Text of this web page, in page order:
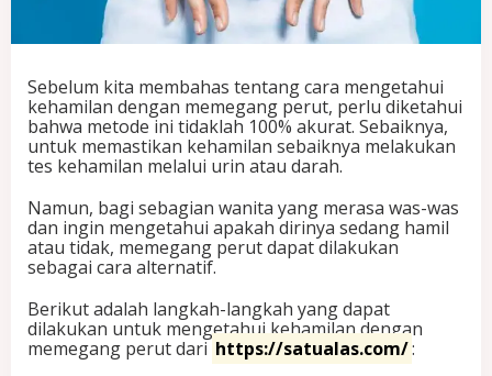
a
n
n
g
a
n
M
m
e
g
a
g
P
e
Sebelum kita membahas tentang cara mengetahui
kehamilan dengan memegang perut, perlu diketahui
bahwa metode ini tidaklah 100% akurat. Sebaiknya,
untuk memastikan kehamilan sebaiknya melakukan
tes kehamilan melalui urin atau darah.
Namun, bagi sebagian wanita yang merasa was-was
dan ingin mengetahui apakah dirinya sedang hamil
atau tidak, memegang perut dapat dilakukan
sebagai cara alternatif.
Berikut adalah langkah-langkah yang dapat
dilakukan untuk mengetahui kehamilan dengan
memegang perut dari https://satualas.com/: